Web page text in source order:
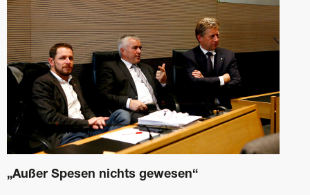
„Außer Spesen nichts gewesen“